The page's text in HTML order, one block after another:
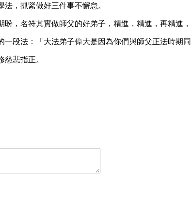
，抓緊做好三件事不懈怠。
，名符其實做師父的好弟子，精進，精進，再精進
段法：「大法弟子偉大是因為你們與師父正法時期同
悲指正。